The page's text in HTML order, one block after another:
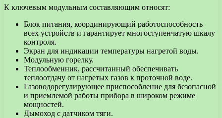
К ключевым модульным составляющим относят:
Блок питания, координирующий работоспособность
всех устройств и гарантирует многоступенчатую шкалу
контроля.
Экран для индикации температуры нагретой воды.
Модульную горелку.
Теплообменник, рассчитанный обеспечивать
теплоотдачу от нагретых газов к проточной воде.
Газоводорегулирующее приспособление для безопасной
и приемлемой работы прибора в широком режиме
мощностей.
Дымоход с датчиком тяги.